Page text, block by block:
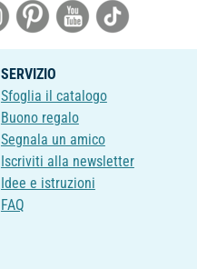
SERVIZIO
Sfoglia il catalogo
Buono regalo
Segnala un amico
Iscriviti alla newsletter
Idee e istruzioni
FAQ